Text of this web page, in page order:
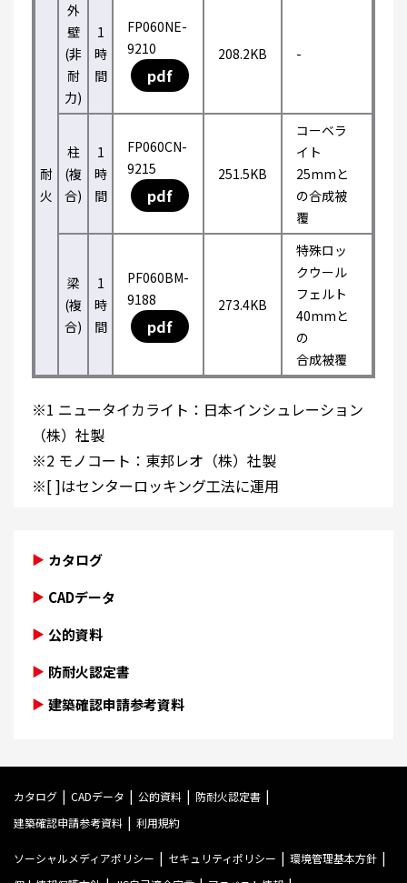
耐
火
外
壁
(非
耐
力)
1
時
間
FP060NE-
9210
pdf
208.2KB -
柱
(複
合)
1
時
間
FP060CN-
9215
pdf
251.5KB
コーベラ
イト
25mmと
の合成被
覆
梁
(複
合)
1
時
間
PF060BM-
9188
pdf
273.4KB
特殊ロッ
クウール
フェルト
40mmと
の
合成被覆
※1 ニュータイカライト：日本インシュレーション
（株）社製
※2 モノコート：東邦レオ（株）社製
※[ ]はセンターロッキング工法に運用
カタログ
CADデータ
公的資料
防耐火認定書
建築確認申請参考資料
カタログ CADデータ 公的資料
防耐火認定書
建築確認申請参考資料
利用規約
ソーシャルメディアポリシー セキュリティポリシー
環境管理基本方針